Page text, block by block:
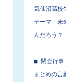
気仙沼高校
テーマ　未
んだろう？
■ 閉会行事
まとめの言